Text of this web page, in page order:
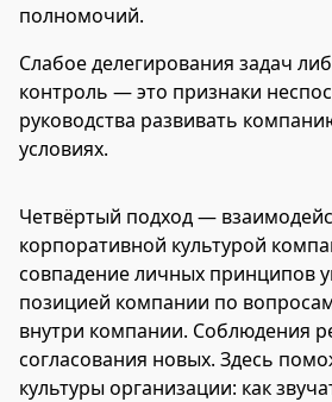
полномочий.
Слабое делегирования задач
контроль — это признаки
руководства развивать
условиях.
Четвёртый подход —
корпоративной культурой
совпадение личных принципов
позицией компании по
внутри компании. Соблюдения
согласования новых. Здесь
культуры организации: как